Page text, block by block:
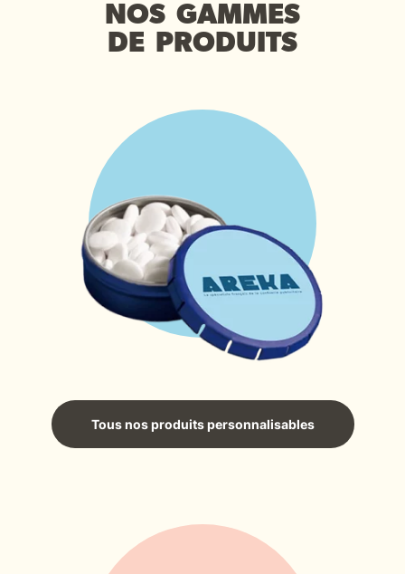
NOS GAMMES
DE PRODUITS
Tous nos produits personnalisables